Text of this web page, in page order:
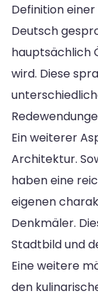
Definition
Deutsch
hauptsächlich
wird. Diese
Ein weiterer
Architektur.
haben eine
eigenen
Denkmäler.
Stadtbild und
Eine weitere
den